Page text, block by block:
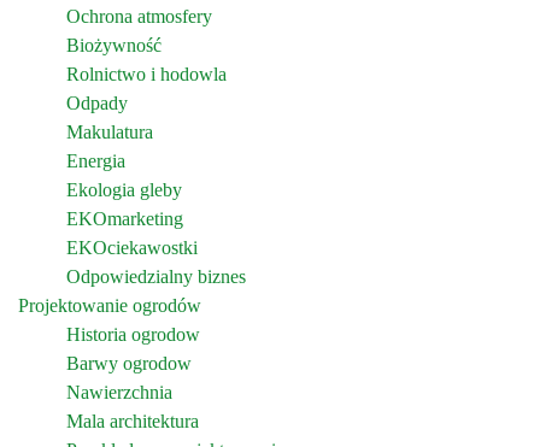
Ochrona atmosfery
Biożywność
Rolnictwo i hodowla
Odpady
Makulatura
Energia
Ekologia gleby
EKOmarketing
EKOciekawostki
Odpowiedzialny biznes
Projektowanie ogrodów
Historia ogrodow
Barwy ogrodow
Nawierzchnia
Mala architektura